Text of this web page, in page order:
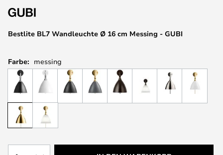
Bestlite BL7 Wandleuchte Ø 16 cm Messing - GUBI
Farbe: messing